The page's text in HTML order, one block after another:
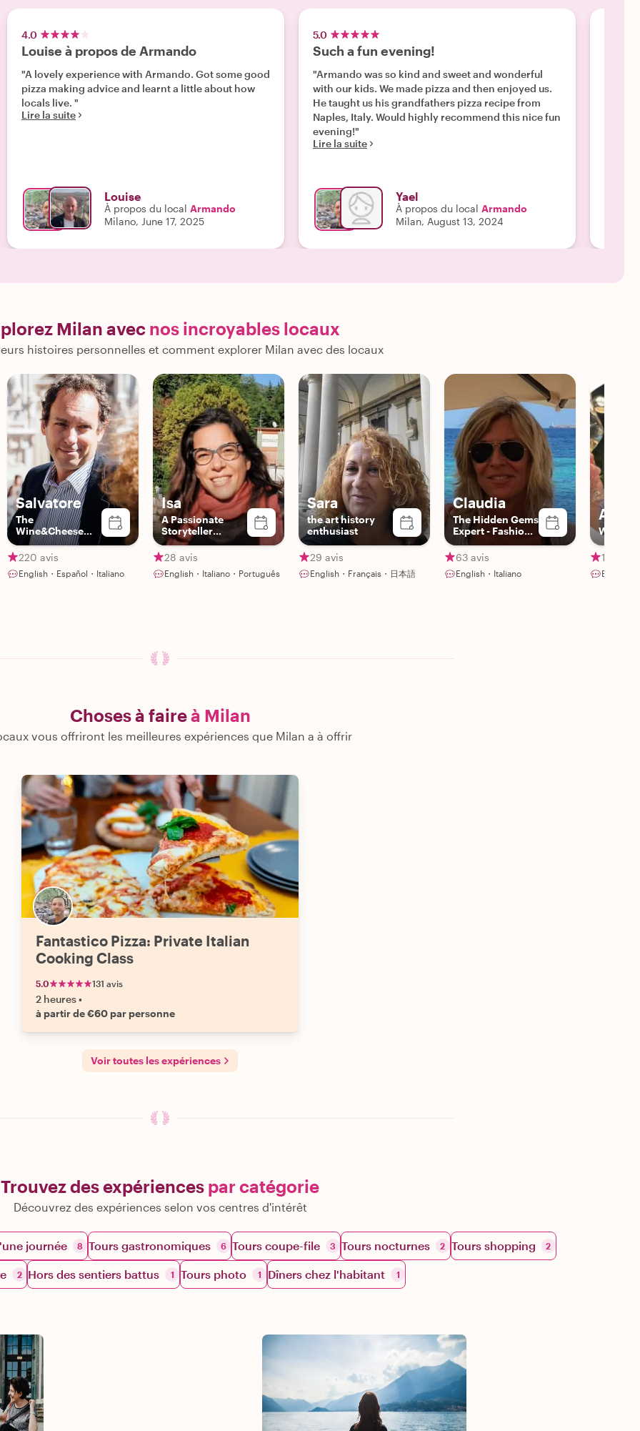
4.0
Louise à propos de Armando
"A lovely experience with Armando. Got some good
pizza making advice and learnt a little about how
locals live. "
Lire la suite
Louise
À propos du local Armando
Milano, June 17, 2025
5.0
Such a fun evening!
"Armando was so kind and sweet and wonderful
with our kids. We made pizza and then enjoyed us.
He taught us his grandfathers pizza recipe from
Naples, Italy. Would highly recommend this nice fun
evening!"
Lire la suite
Yael
À propos du local Armando
Milan, August 13, 2024
Milan avec nos incroyables locaux
histoires personnelles et comment explorer Milan avec des locaux
Salvatore
The
Wine&Cheese
Expert
220 avis
English・Español・Italiano
Isa
A Passionate
Storyteller
Blending Art,
History, and
Meaningful
Connection
28 avis
English・Italiano・Português
Sara
the art history
enthusiast
29 avis
English・Français・日本語
Claudia
The Hidden Gems
Expert - Fashion
& Photography
Lover
63 avis
English・Italiano
Alex
13 avis
English
Choses à faireà Milan
vous offriront les meilleures expériences que Milan a à offrir
Fantastico Pizza: Private Italian
Cooking Class
5.0 131 avis
2 heures•
à partir de €60 par personne
Voir toutes les expériences
Trouvez des expériences par catégorie
Découvrez des expériences selon vos centres d'intérêt
journée 8 Tours gastronomiques 6 Tours coupe-file 3 Tours nocturnes 2 Tours shopping 2
2 Hors des sentiers battus 1 Tours photo 1 Dîners chez l'habitant 1